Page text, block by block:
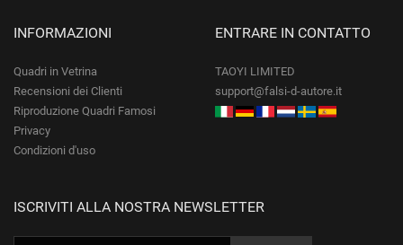
INFORMAZIONI
Quadri in Vetrina
Recensioni dei Clienti
Riproduzione Quadri Famosi
Privacy
Condizioni d'uso
ENTRARE IN CONTATTO
TAOYI LIMITED
support@falsi-d-autore.it
ISCRIVITI ALLA NOSTRA NEWSLETTER